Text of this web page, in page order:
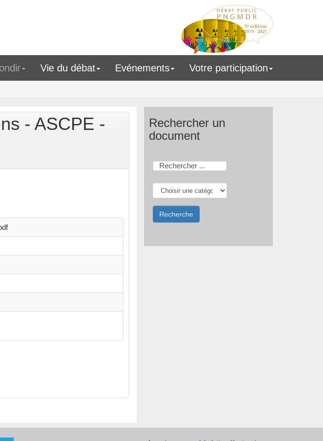
Vie du débat Evénements Votre participation
- ASCPE -
Rechercher un
document